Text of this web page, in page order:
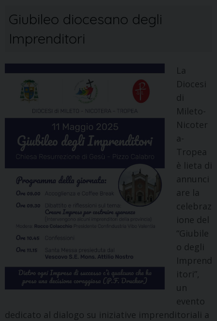
Giubileo diocesano degli
Imprenditori
La
Diocesi
di
Mileto-
Nicoter
a-
Tropea
è lieta di
annunci
are la
celebraz
ione del
“Giubile
o degli
Imprend
itori”,
un
evento
dedicato al dialogo su iniziative imprenditoriali a